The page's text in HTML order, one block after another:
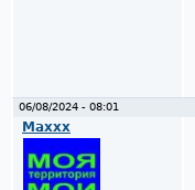
06/08/2024 - 08:01
Maxxx